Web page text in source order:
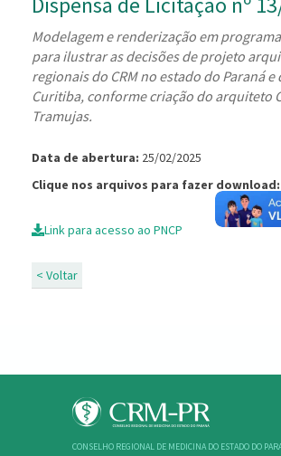
Modelagem e renderização em
para ilustrar as decisões de projeto
regionais do CRM no estado do Paraná e
Curitiba, conforme criação do arquiteto
Tramujas.
Data de abertura: 25/02/2025
Clique nos arquivos para fazer download:
Link para acesso ao PNCP
< Voltar
CONSELHO REGIONAL DE MEDICINA DO ESTADO DO